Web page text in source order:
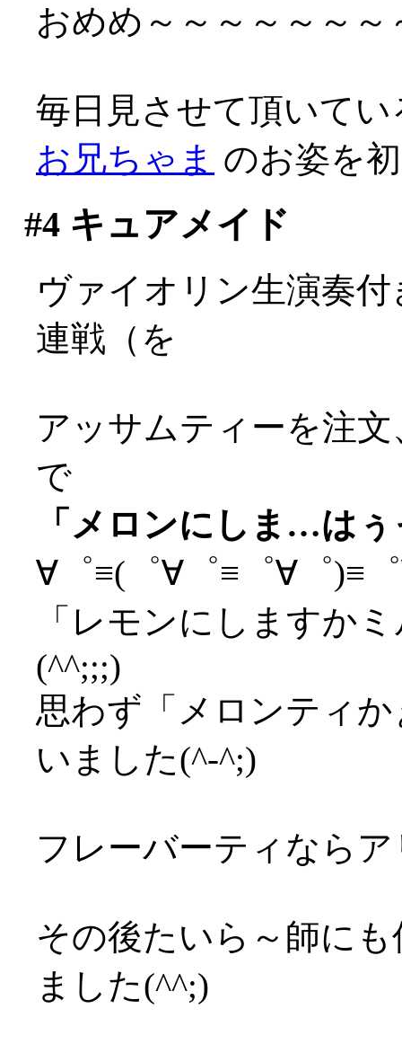
おめめ～～～～～～
毎日見させて頂いて
お兄ちゃま のお姿を
#4キュアメイド
ヴァイオリン生演奏
連戦（を
アッサムティーを注
で
「メロンにしま…はぅ
∀゜≡(゜∀゜≡゜∀゜)≡
「レモンにしますか
(^^;;;)
思わず「メロンティ
いました(^-^;)
フレーバーティなら
その後たいら～師に
ました(^^;)